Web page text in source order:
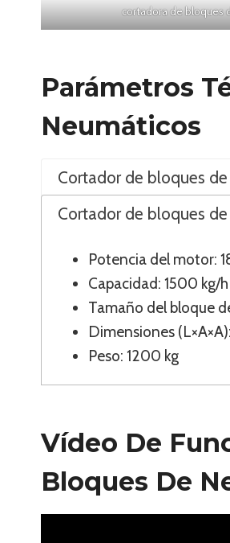
cortadora de bloques
Parámetros
Neumáticos
Cortador de bloques
Cortador de bloques
Potencia del motor:
Capacidad: 1500 kg/h
Tamaño del bloque
Dimensiones (L×A×A):
Peso: 1200 kg
Vídeo De
Bloques De